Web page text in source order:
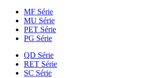
MF Série
MU Série
PET Série
PG Série
QD Série
RET Série
SC Série